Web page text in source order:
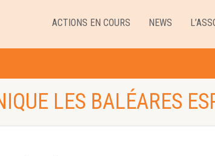
ACTIONS EN COURS NEWS
LES BALÉARES